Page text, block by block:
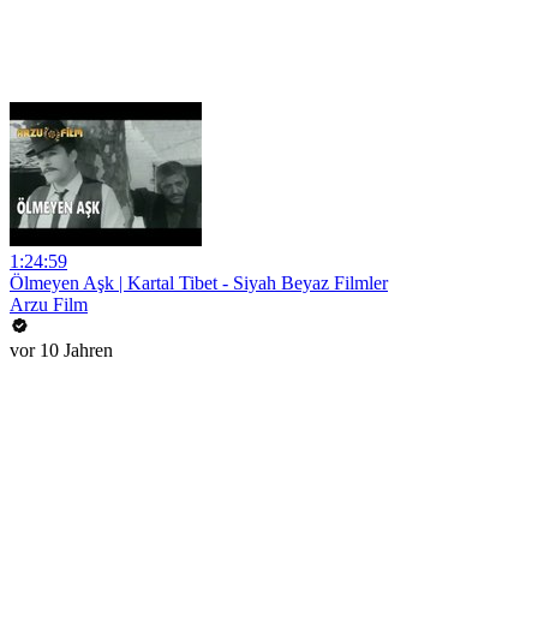
1:24:59
Ölmeyen Aşk | Kartal Tibet - Siyah Beyaz Filmler
Arzu Film
vor 10 Jahren